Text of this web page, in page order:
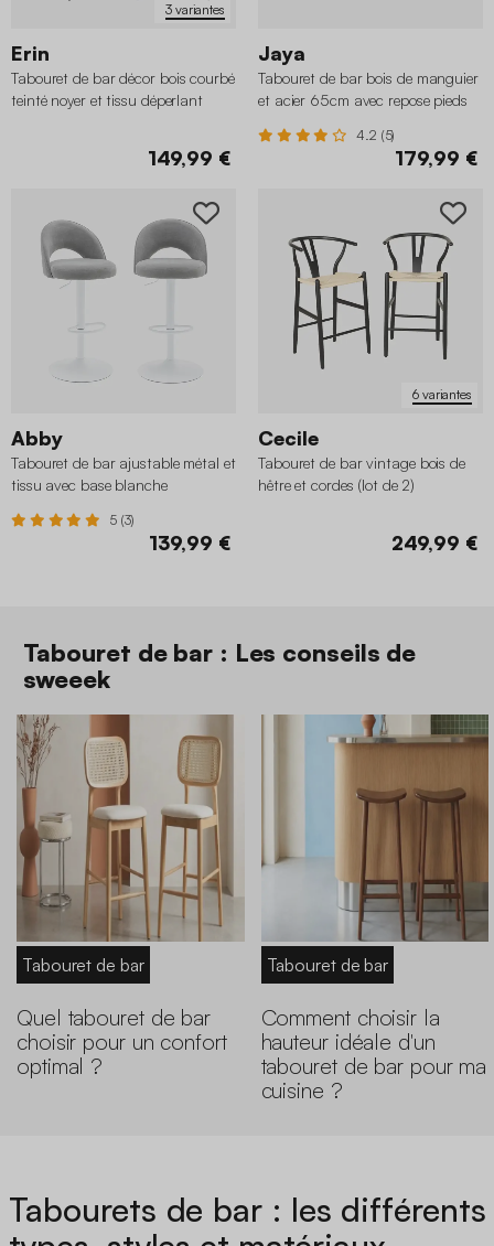
3 variantes
Erin
Tabouret de bar décor bois courbé
teinté noyer et tissu déperlant
149,99 €
Jaya
Tabouret de bar bois de manguier
et acier 65cm avec repose pieds
4.2 (5)
179,99 €
Abby
Tabouret de bar ajustable métal et
tissu avec base blanche
5 (3)
139,99 €
6 variantes
Cecile
Tabouret de bar vintage bois de
hêtre et cordes (lot de 2)
249,99 €
Tabouret de bar : Les conseils de
sweeek
Tabouret de bar
Quel tabouret de bar
choisir pour un confort
optimal ?
Tabouret de bar
Comment choisir la
hauteur idéale d'un
tabouret de bar pour ma
cuisine ?
Tabourets de bar : les différents